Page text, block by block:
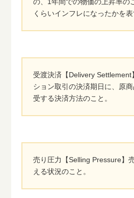
くらいインフレになったかを表
受渡決済【Delivery Settlement
ション取引の決済期日に、原
受する決済方法のこと。
売り圧力【Selling Pressure】
える状況のこと。